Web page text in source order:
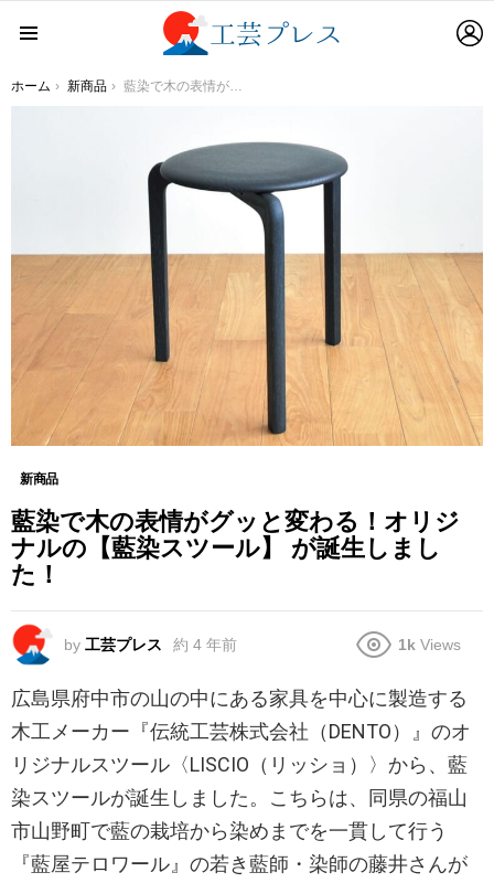
You are here:
ホーム 新商品 藍染で木の表情がグッと変わる！オリジナルの【藍染スツール】 が誕生しました！
新商品
藍染で木の表情がグッと変わる！オリジ
ナルの【藍染スツール】 が誕生しまし
た！
by 工芸プレス 約 4 年前 1k Views
広島県府中市の山の中にある家具を中心に製造する
木工メーカー『伝統工芸株式会社（DENTO）』のオ
リジナルスツール〈LISCIO（リッショ）〉から、藍
染スツールが誕生しました。こちらは、同県の福山
市山野町で藍の栽培から染めまでを一貫して行う
『藍屋テロワール』の若き藍師・染師の藤井さんが